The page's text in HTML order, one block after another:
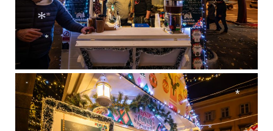
*
*
*
*
*
*
*
*
*